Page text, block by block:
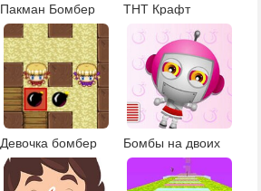
Пакман Бомбер ТНТ Крафт
Девочка бомбер Бомбы на двоих